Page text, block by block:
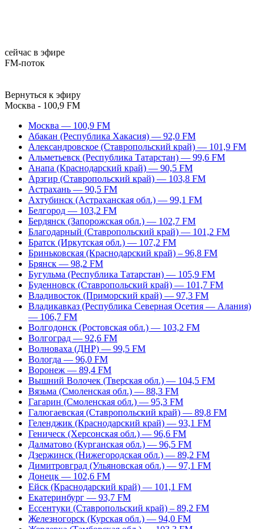
сейчас в эфире
FM-поток
Вернуться к эфиру
Москва - 100,9 FM
Москва — 100,9 FM
Абакан (Республика Хакасия) — 92,0 FM
Александровское (Ставропольский край) — 101,9 FM
Альметьевск (Республика Татарстан) — 99,6 FM
Анапа (Краснодарский край) — 90,5 FM
Арзгир (Ставропольский край) — 103,8 FM
Астрахань — 90,5 FM
Ахтубинск (Астраханская обл.) — 99,1 FM
Белгород — 103,2 FM
Бердянск (Запорожская обл.) — 102,7 FM
Благодарный (Ставропольский край) — 101,2 FM
Братск (Иркутская обл.) — 107,2 FM
Бриньковская (Краснодарский край) – 96,8 FM
Брянск — 98,2 FM
Бугульма (Республика Татарстан) — 105,9 FM
Буденновск (Ставропольский край) — 101,7 FM
Владивосток (Приморский край) — 97,3 FM
Владикавказ (Республика Северная Осетия — Алания)
— 106,7 FM
Волгодонск (Ростовская обл.) — 103,2 FM
Волгоград — 92,6 FM
Волноваха (ДНР) — 99,5 FM
Вологда — 96,0 FM
Воронеж — 89,4 FM
Вышний Волочек (Тверская обл.) — 104,5 FM
Вязьма (Смоленская обл.) — 88,3 FM
Гагарин (Смоленская обл.) — 95,3 FM
Галюгаевская (Ставропольский край) — 89,8 FM
Геленджик (Краснодарский край) — 93,1 FM
Геническ (Херсонская обл.) — 96,6 FM
Далматово (Курганская обл.) — 96,5 FM
Дзержинск (Нижегородская обл.) — 89,2 FM
Димитровград (Ульяновская обл.) — 97,1 FM
Донецк — 102,6 FM
Ейск (Краснодарский край) — 101,1 FM
Екатеринбург — 93,7 FM
Ессентуки (Ставропольский край) – 89,2 FM
Железногорск (Курская обл.) — 94,0 FM